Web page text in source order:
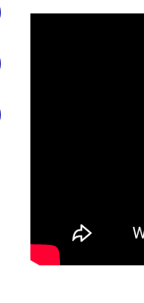
WhatsApp